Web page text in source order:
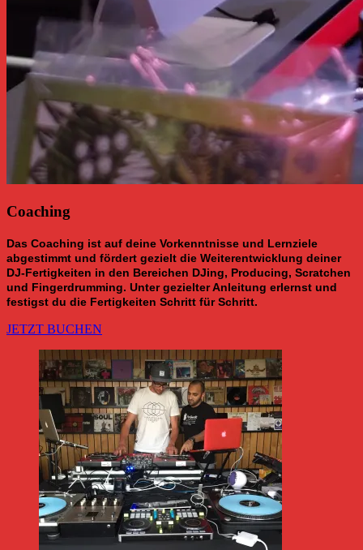
Coaching
Das Coaching ist auf deine Vorkenntnisse und Lernziele
abgestimmt und fördert gezielt die Weiterentwicklung deiner
DJ-Fertigkeiten in den Bereichen DJing, Producing, Scratchen
und Fingerdrumming. Unter gezielter Anleitung erlernst und
festigst du die Fertigkeiten Schritt für Schritt.
JETZT BUCHEN